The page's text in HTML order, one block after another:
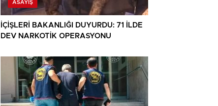
ASAYIŞ
İÇİŞLERİ BAKANLIĞI DUYURDU: 71 İLDE
DEV NARKOTİK OPERASYONU